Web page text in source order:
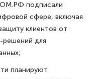
подписали
сфере, включая
клиентов от
решений для
планируют